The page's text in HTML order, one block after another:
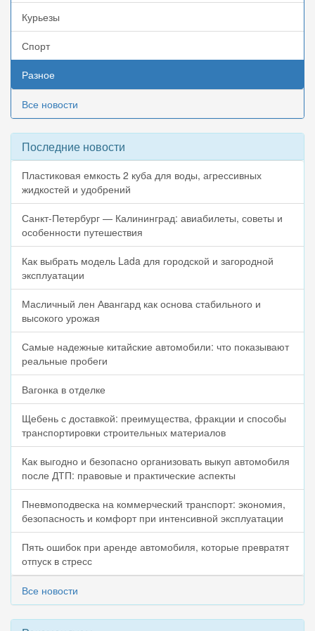
Курьезы
Спорт
Разное
Все новости
Последние новости
Пластиковая емкость 2 куба для воды, агрессивных
жидкостей и удобрений
Санкт-Петербург — Калининград: авиабилеты, советы и
особенности путешествия
Как выбрать модель Lada для городской и загородной
эксплуатации
Масличный лен Авангард как основа стабильного и
высокого урожая
Самые надежные китайские автомобили: что показывают
реальные пробеги
Вагонка в отделке
Щебень с доставкой: преимущества, фракции и способы
транспортировки строительных материалов
Как выгодно и безопасно организовать выкуп автомобиля
после ДТП: правовые и практические аспекты
Пневмоподвеска на коммерческий транспорт: экономия,
безопасность и комфорт при интенсивной эксплуатации
Пять ошибок при аренде автомобиля, которые превратят
отпуск в стресс
Все новости